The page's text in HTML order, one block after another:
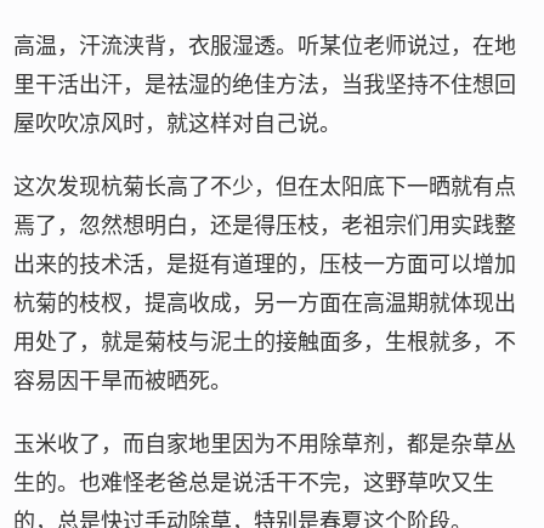
高温，汗流浃背，衣服湿透。听某位老师说过，在地
里干活出汗，是祛湿的绝佳方法，当我坚持不住想回
屋吹吹凉风时，就这样对自己说。
这次发现杭菊长高了不少，但在太阳底下一晒就有点
焉了，忽然想明白，还是得压枝，老祖宗们用实践整
出来的技术活，是挺有道理的，压枝一方面可以增加
杭菊的枝杈，提高收成，另一方面在高温期就体现出
用处了，就是菊枝与泥土的接触面多，生根就多，不
容易因干旱而被晒死。
玉米收了，而自家地里因为不用除草剂，都是杂草丛
生的。也难怪老爸总是说活干不完，这野草吹又生
的，总是快过手动除草，特别是春夏这个阶段。